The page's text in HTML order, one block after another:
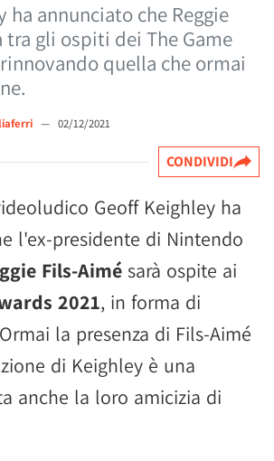
ha annunciato che Reggie
tra gli ospiti dei The Game
quella che ormai
— 02/12/2021
CONDIVIDI
Geoff Keighley ha
l'ex-presidente di Nintendo
Fils-Aimé sarà ospite ai
2021, in forma di
la presenza di Fils-Aimé
di Keighley è una
anche la loro amicizia di